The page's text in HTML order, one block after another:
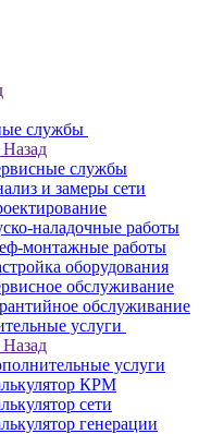
службы
Назад
службы
и замеры сети
наладочные работы
монтажные работы
оборудования
обслуживание
обслуживание
услуги
Назад
услуги
КРМ
сети
генерации